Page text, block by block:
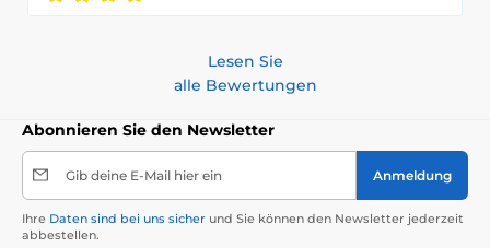
Lesen Sie
alle Bewertungen
Abonnieren Sie den Newsletter
Gib deine E-Mail hier ein Anmeldung
Ihre Daten sind bei uns sicher und Sie können den Newsletter jederzeit
abbestellen.